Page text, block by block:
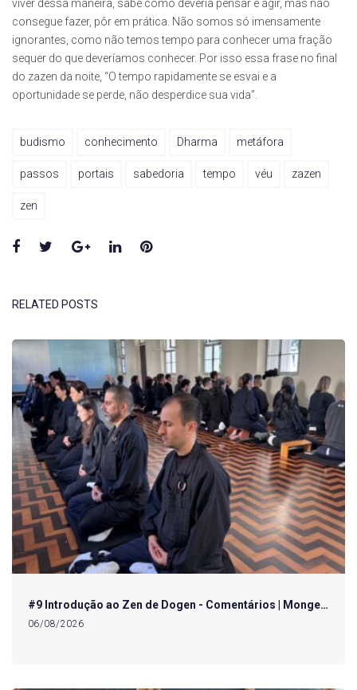
viver dessa maneira, sabe como deveria pensar e agir, mas não
consegue fazer, pôr em prática. Não somos só imensamente
ignorantes, como não temos tempo para conhecer uma fração
sequer do que deveríamos conhecer. Por isso essa frase no final
do zazen da noite, “O tempo rapidamente se esvai e a
oportunidade se perde, não desperdice sua vida”.
budismo conhecimento Dharma metáfora
passos portais sabedoria tempo véu zazen
zen
Facebook
TwitterGoogle+LinkedInPinterest
RELATED POSTS
#9 Introdução ao Zen de Dogen - Comentários | Monge…
06/08/2026